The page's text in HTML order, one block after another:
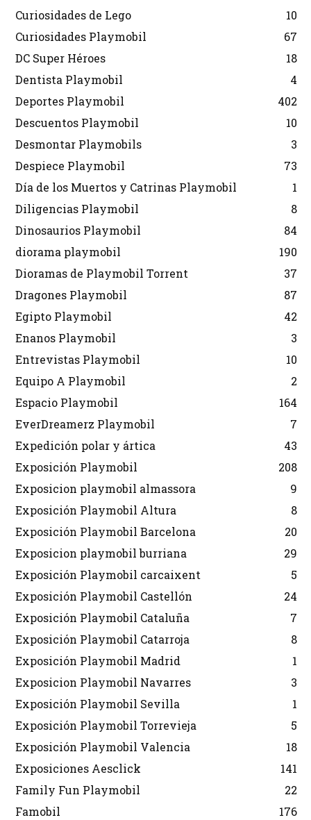
Curiosidades de Lego
10
Curiosidades Playmobil
67
DC Super Héroes
18
Dentista Playmobil
4
Deportes Playmobil
402
Descuentos Playmobil
10
Desmontar Playmobils
3
Despiece Playmobil
73
Día de los Muertos y Catrinas Playmobil
1
Diligencias Playmobil
8
Dinosaurios Playmobil
84
diorama playmobil
190
Dioramas de Playmobil Torrent
37
Dragones Playmobil
87
Egipto Playmobil
42
Enanos Playmobil
3
Entrevistas Playmobil
10
Equipo A Playmobil
2
Espacio Playmobil
164
EverDreamerz Playmobil
7
Expedición polar y ártica
43
Exposición Playmobil
208
Exposicion playmobil almassora
9
Exposición Playmobil Altura
8
Exposición Playmobil Barcelona
20
Exposicion playmobil burriana
29
Exposición Playmobil carcaixent
5
Exposición Playmobil Castellón
24
Exposición Playmobil Cataluña
7
Exposición Playmobil Catarroja
8
Exposición Playmobil Madrid
1
Exposicion Playmobil Navarres
3
Exposición Playmobil Sevilla
1
Exposición Playmobil Torrevieja
5
Exposición Playmobil Valencia
18
Exposiciones Aesclick
141
Family Fun Playmobil
22
Famobil
176